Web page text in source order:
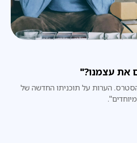
את עצמנו?"
הערות על תוכניתו החדשה של